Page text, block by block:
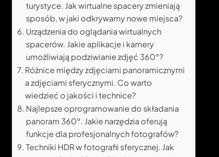
turystyce. Jak wirtualne spacery zmieniają
sposób, w jaki odkrywamy nowe miejsca?
Urządzenia do oglądania wirtualnych
spacerów. Jakie aplikacje i kamery
umożliwiają podziwianie zdjęć 360°?
Różnice między zdjęciami panoramicznymi
a zdjęciami sferycznymi. Co warto
wiedzieć o jakości i technice?
Najlepsze oprogramowanie do składania
panoram 360°. Jakie narzędzia oferują
funkcje dla profesjonalnych fotografów?
Techniki HDR w fotografii sferycznej. Jak